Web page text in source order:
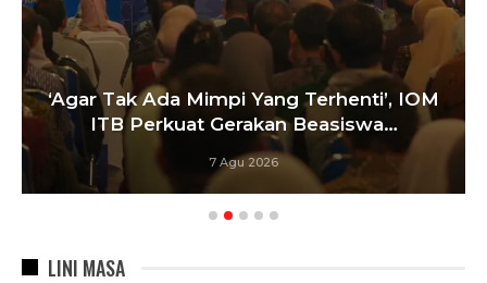
‘Agar Tak Ada Mimpi Yang Terhenti’, IOM
ITB Perkuat Gerakan Beasiswa…
7 Agu 2026
LINI MASA